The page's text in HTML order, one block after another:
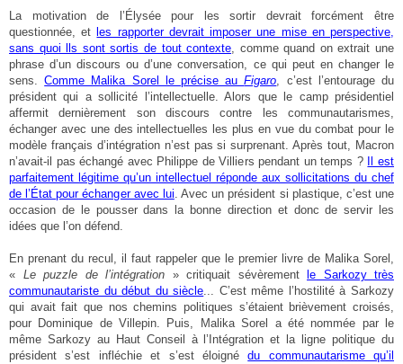
La motivation de l’Élysée pour les sortir devrait forcément être
questionnée, et les rapporter devrait imposer une mise en perspective,
sans quoi lls sont sortis de tout contexte, comme quand on extrait une
phrase d’un discours ou d’une conversation, ce qui peut en changer le
sens.Comme Malika Sorel le précise auFigaro, c’est l’entourage du
président qui a sollicité l’intellectuelle. Alors que le camp présidentiel
affermit dernièrement son discours contre les communautarismes,
échanger avec une des intellectuelles les plus en vue du combat pour le
modèle français d’intégration n’est pas si surprenant. Après tout, Macron
n’avait-il pas échangé avec Philippe de Villiers pendant un temps ?
Il est
parfaitement légitime qu’un intellectuel réponde aux sollicitations du chef
de l’État pour échanger avec lui. Avec un président si plastique, c’est une
occasion de le pousser dans la bonne direction et donc de servir les
idées que l’on défend.
En prenant du recul, il faut rappeler que le premier livre de Malika Sorel,
« Le puzzle de l’intégration » critiquait sévèrement
le Sarkozy très
communautariste du début du siècle... C’est même l’hostilité à Sarkozy
qui avait fait que nos chemins politiques s’étaient brièvement croisés,
pour Dominique de Villepin. Puis, Malika Sorel a été nommée par le
même Sarkozy au Haut Conseil à l’Intégration et la ligne politique du
président s’est infléchie et s’est éloignédu communautarisme qu’il